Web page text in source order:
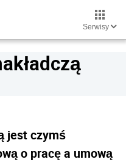
Serwisy
jest czymś
o pracę a umową